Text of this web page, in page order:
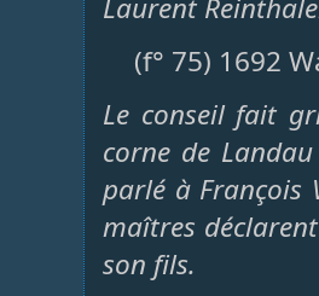
(f° 75) 1692
Le conseil fait
corne de
parlé à François
maîtres
son fils.